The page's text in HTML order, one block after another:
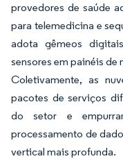
provedores de saúde
para telemedicina e
adota gêmeos
sensores em painéis
Coletivamente, as
pacotes de serviços
do setor e
processamento de
vertical mais profunda.